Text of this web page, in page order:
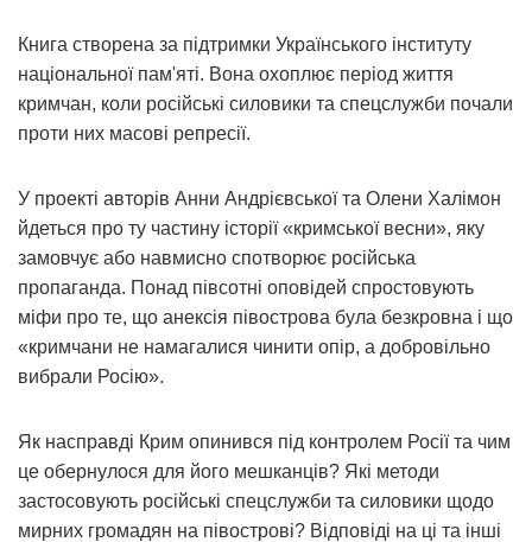
Книга створена за підтримки Українського інституту
національної пам'яті. Вона охоплює період життя
кримчан, коли російські силовики та спецслужби почали
проти них масові репресії.
У проекті авторів Анни Андрієвської та Олени Халімон
йдеться про ту частину історії «кримської весни», яку
замовчує або навмисно спотворює російська
пропаганда. Понад півсотні оповідей спростовують
міфи про те, що анексія півострова була безкровна і що
«кримчани не намагалися чинити опір, а добровільно
вибрали Росію».
Як насправді Крим опинився під контролем Росії та чим
це обернулося для його мешканців? Які методи
застосовують російські спецслужби та силовики щодо
мирних громадян на півострові? Відповіді на ці та інші